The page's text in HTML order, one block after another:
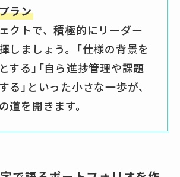
ラン
クトで、積極的にリーダー
しましょう。「仕様の背景を
する」「自ら進捗管理や課題
る」といった小さな一歩が、
道を開きます。